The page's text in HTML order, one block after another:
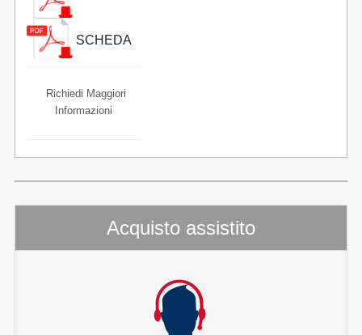
CATALOGO SERIE
7000
SCHEDA
Richiedi Maggiori
Informazioni
Acquisto assistito